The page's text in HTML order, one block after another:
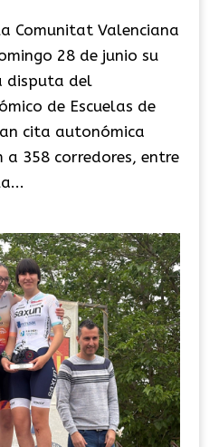
Comunitat Valenciana
28 de junio su
disputa del
de Escuelas de
cita autonómica
a 358 corredores, entre